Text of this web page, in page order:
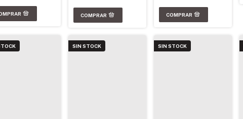
SIN STOCK SIN STOCK